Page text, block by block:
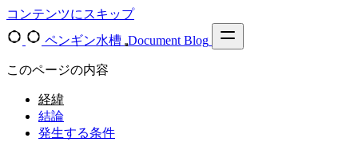
コンテンツにスキップ
ペンギン水槽 Document Blog
このページの内容
経緯
結論
発生する条件